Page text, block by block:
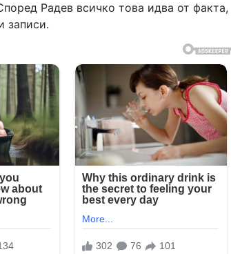
Радев всичко това идва от факта,
записи.